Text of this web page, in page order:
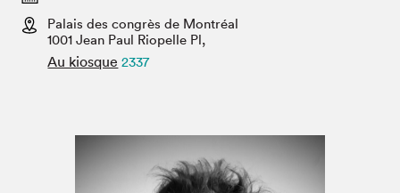
Espace enseignant·e·s
Palais des congrès de Montréal
1001 Jean Paul Riopelle Pl,
Au kiosque 2337